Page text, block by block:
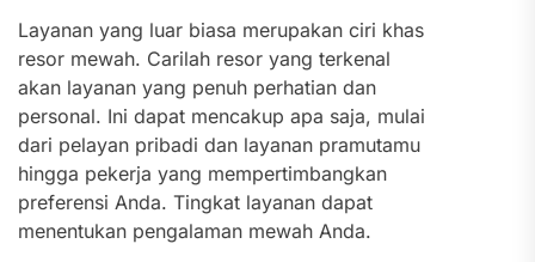
Layanan yang luar biasa merupakan ciri khas
resor mewah. Carilah resor yang terkenal
akan layanan yang penuh perhatian dan
personal. Ini dapat mencakup apa saja, mulai
dari pelayan pribadi dan layanan pramutamu
hingga pekerja yang mempertimbangkan
preferensi Anda. Tingkat layanan dapat
menentukan pengalaman mewah Anda.